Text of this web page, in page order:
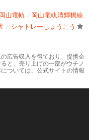
岡山電軌
岡山電軌清輝橋線
シャトレーしょうこう
広告収入を得ており、提携企
と、売り上げの一部がウチノ
ついては、公式サイトの情報